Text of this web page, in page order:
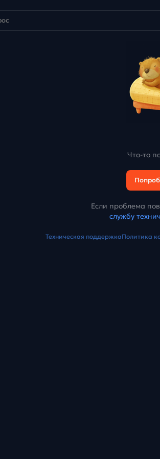
Что-то
Если проблема
службу
Техническая поддержкаПолитика